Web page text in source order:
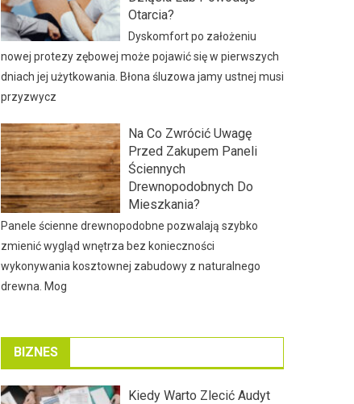
Otarcia?
Dyskomfort po założeniu
nowej protezy zębowej może pojawić się w pierwszych
dniach jej użytkowania. Błona śluzowa jamy ustnej musi
przyzwycz
Na Co Zwrócić Uwagę
Przed Zakupem Paneli
Ściennych
Drewnopodobnych Do
Mieszkania?
Panele ścienne drewnopodobne pozwalają szybko
zmienić wygląd wnętrza bez konieczności
wykonywania kosztownej zabudowy z naturalnego
drewna. Mog
BIZNES
Kiedy Warto Zlecić Audyt